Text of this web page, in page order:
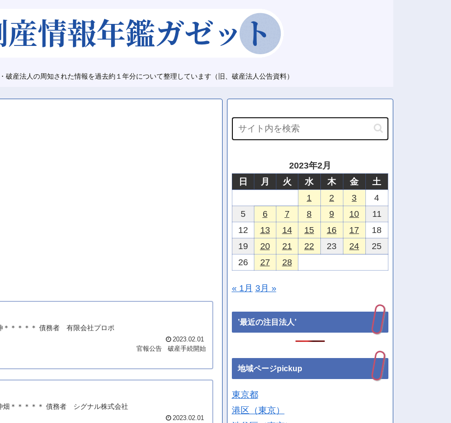
破産法人の周知された情報を過去約１年分について整理しています（旧、破産法人公告資料）
＊＊＊＊＊ 債務者 有限会社プロポ
2023.02.01
官報公告
破産手続開始
畑＊＊＊＊＊ 債務者 シグナル株式会社
2023.02.01
2023年2月
日
月 火 水 木 金
土
1
2 3
4
5
6 7 8 9 10
11
12
13 14 15 16 17
18
19
20 21 22 23 24
25
26
27 28
« 1月 3月 »
’最近の注目法人’
地域ページpickup
東京都
港区（東京）